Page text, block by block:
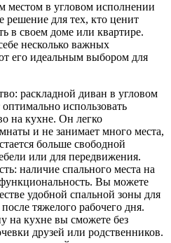
местом в угловом исполнении
решение для тех, кто ценит
в своем доме или квартире.
несколько важных
его идеальным выбором для
раскладной диван в угловом
использовать
на кухне. Он легко
и не занимает много места,
больше свободной
или для передвижения.
наличие спального места на
Вы можете
удобной спальной зоны для
тяжелого рабочего дня.
на кухне вы сможете без
друзей или родственников.